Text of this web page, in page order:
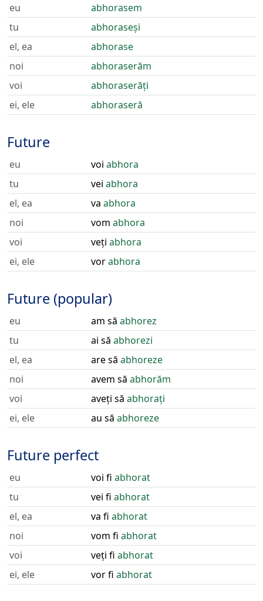
eu
abhorasem
tu
abhoraseși
el, ea
abhorase
noi
abhoraserăm
voi
abhoraserăți
ei, ele
abhoraseră
Future
eu voi abhora
tu
vei abhora
el, ea
va abhora
noi
vom abhora
voi
veți abhora
ei, ele
vorabhora
Future (popular)
eu am să abhorez
tu
ai să abhorezi
el, ea
are să abhoreze
noi
avem să abhorăm
voi
aveți să abhorați
ei, ele
au să abhoreze
Future perfect
eu voi fi abhorat
tu
vei fi abhorat
el, ea
va fi abhorat
noi
vom fi abhorat
voi
veți fi abhorat
ei, ele
vor fi abhorat